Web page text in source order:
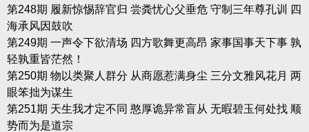
第248期 履新惊惕辞官归 尝粪忧心父垂危 守制三年尊孔训 四
海承风因鼓吹
第249期 一声令下欲清场 四方歌舞更高昂 家事国事天下事 孰
轻孰重皆茫然！
第250期 物以类聚人群分 从商愿惹满身尘 三分文雅风花月 两
眼笨拙为谋生
第251期 天生我才定不同 憨厚诡异常盲从 无暇碧玉何处找 顺
势而为是道宗